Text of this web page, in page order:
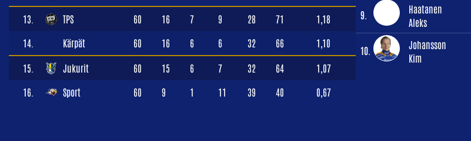
13. TPS 60 16 7 9 28 71 1,18
14. Kärpät 60 16 6 6 32 66 1,10
15. Jukurit 60 15 6 7 32 64 1,07
16. Sport 60 9 1 11 39 40 0,67
9.
Haatanen
Aleks
10.
Johansson
Kim